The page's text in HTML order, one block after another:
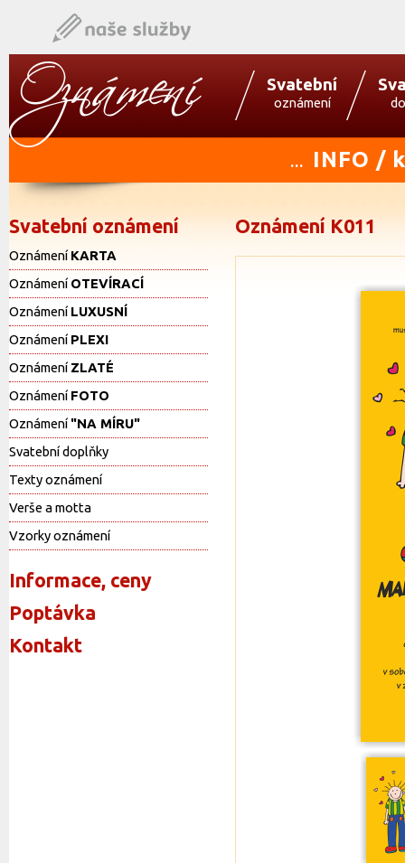
Svatební
oznámení
... INFO /
Svatební oznámení
Oznámení KARTA
Oznámení OTEVÍRACÍ
Oznámení LUXUSNÍ
Oznámení PLEXI
Oznámení ZLATÉ
Oznámení FOTO
Oznámení "NA MÍRU"
Svatební doplňky
Texty oznámení
Verše a motta
Vzorky oznámení
Informace, ceny
Poptávka
Kontakt
Oznámení K011